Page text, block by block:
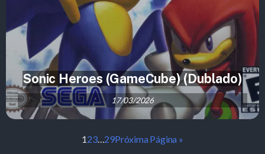
Sonic Heroes (GameCube) (Dublado)
17/03/2026
123… 29Próxima Página »